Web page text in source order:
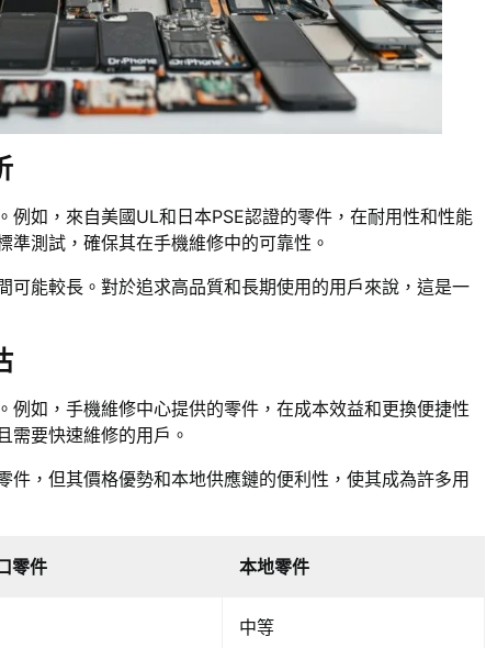
例如，來自美國UL和日本PSE認證的零件，在耐用性和性能
準測試，確保其在手機維修中的可靠性。
可能較長。對於追求高品質和長期使用的用戶來說，這是一
例如，手機維修中心提供的零件，在成本效益和更換便捷性
需要快速維修的用戶。
件，但其價格優勢和本地供應鏈的便利性，使其成為許多用
零件 本地零件
中等